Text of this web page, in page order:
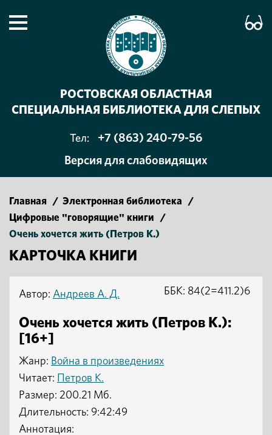
РОСТОВСКАЯ ОБЛАСТНАЯ
СПЕЦИАЛЬНАЯ БИБЛИОТЕКА ДЛЯ СЛЕПЫХ
Тел:
+7 (863) 240-79-56
Версия для слабовидящих
Главная / Электронная библиотека
/
Цифровые "говорящие" книги
/
Очень хочется жить (Петров К.)
КАРТОЧКА КНИГИ
Автор: Андреев А. Д.
Очень хочется жить (Петров К.):
[16+]
Жанр: Война в произведениях
Читает: Петров К.
ББК: 84(2=411.2)6
Размер: 200.21 Мб.
Длительность: 9:42:49
Аннотация: